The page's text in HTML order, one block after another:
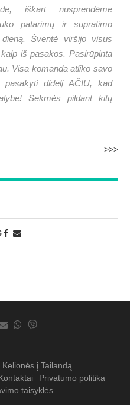
iškart nusprendėme
patarimų ir supratimo
Šventė viršijo visus
iš pasakos. Pasirūpinta
Visa komanda atliko savo
pasakyti didelį AČIŪ, kad
Sekmės pildant kitų
>>>
Kelionės į Tailandą
Privatumo politika
taisyklės